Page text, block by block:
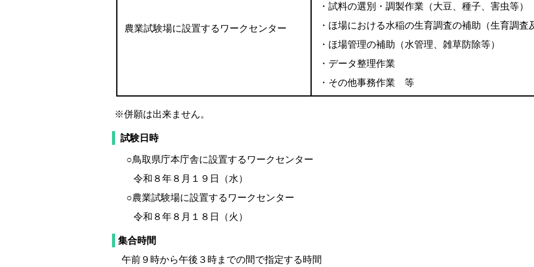
農業試験場に設置するワークセンター
・試料の選別・調製作業（大豆、種子、害虫等）
・ほ場における水稲の生育調査の補助（生育調査
・ほ場管理の補助（水管理、雑草防除等）
・データ整理作業
・その他事務作業 等
※併願は出来ません。
試験日時
○鳥取県庁本庁舎に設置するワークセンター
令和８年８月１９日（水）
○農業試験場に設置するワークセンター
令和８年８月１８日（火）
集合時間
午前９時から午後３時までの間で指定する時間